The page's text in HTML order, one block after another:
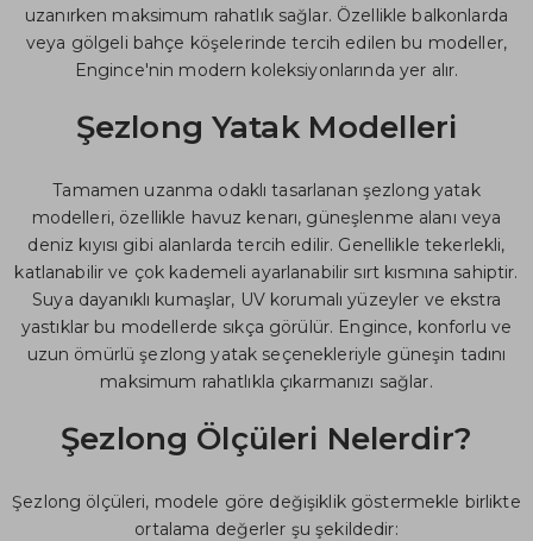
uzanırken maksimum rahatlık sağlar. Özellikle balkonlarda
veya gölgeli bahçe köşelerinde tercih edilen bu modeller,
Engince'nin modern koleksiyonlarında yer alır.
Şezlong Yatak Modelleri
Tamamen uzanma odaklı tasarlanan şezlong yatak
modelleri, özellikle havuz kenarı, güneşlenme alanı veya
deniz kıyısı gibi alanlarda tercih edilir. Genellikle tekerlekli,
katlanabilir ve çok kademeli ayarlanabilir sırt kısmına sahiptir.
Suya dayanıklı kumaşlar, UV korumalı yüzeyler ve ekstra
yastıklar bu modellerde sıkça görülür. Engince, konforlu ve
uzun ömürlü şezlong yatak seçenekleriyle güneşin tadını
maksimum rahatlıkla çıkarmanızı sağlar.
Şezlong Ölçüleri Nelerdir?
Şezlong ölçüleri, modele göre değişiklik göstermekle birlikte
ortalama değerler şu şekildedir: